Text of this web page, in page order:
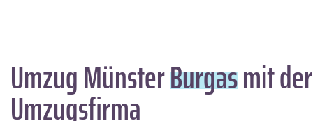
Umzug MünsterBurgasmit
Umzugsfirma